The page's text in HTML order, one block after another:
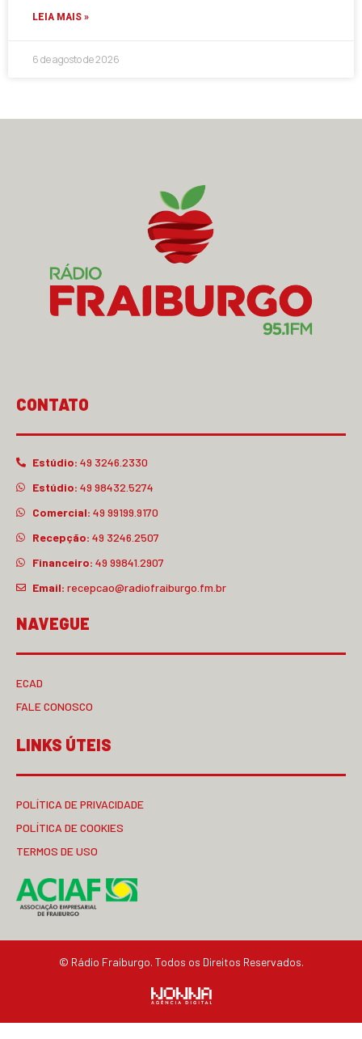
LEIA MAIS »
6 de agosto de 2026
CONTATO
Estúdio: 49 3246.2330
Estúdio: 49 98432.5274
Comercial: 49 99199.9170
Recepção: 49 3246.2507
Financeiro: 49 99841.2907
Email: recepcao@radiofraiburgo.fm.br
NAVEGUE
ECAD
FALE CONOSCO
LINKS ÚTEIS
POLÍTICA DE PRIVACIDADE
POLÍTICA DE COOKIES
TERMOS DE USO
© Rádio Fraiburgo. Todos os Direitos Reservados.